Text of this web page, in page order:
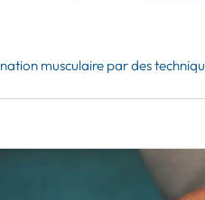
musculaire par des